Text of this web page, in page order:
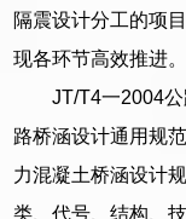
隔震设计分工的项
现各环节高效推进。
JT/T4一2004
路桥涵设计通用规
力混凝土桥涵设计
类、代号、结构、